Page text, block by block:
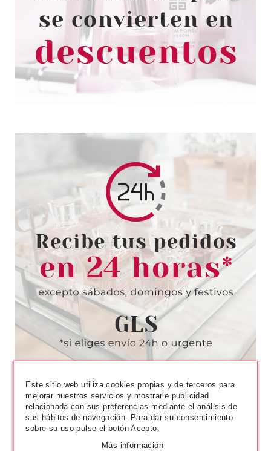
LOTTIE LONDON ESMALTE DE
UÑAS ROAD TRIP GOLD 12 ML
Pvr 11.55€
-61%
desde
4.50€
LOTTIE LONDON
LOTTIE LONDON ESPEJO LOOK
AT ME ONE SIDE MIRROR
GREEN
Pvr 7.20€
-65%
desde
2.50€
Este sitio web utiliza cookies propias y de terceros para
mejorar nuestros servicios y mostrarle publicidad
relacionada con sus preferencias mediante el análisis de
sus hábitos de navegación. Para dar su consentimiento
sobre su uso pulse el botón Acepto.
Más información